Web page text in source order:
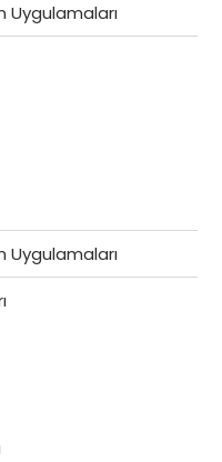
Uygulamaları
Uygulamaları